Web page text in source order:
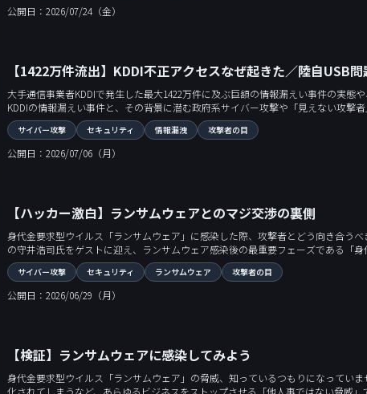
公開日：2026/07/24（金）
【1422万件流出】KDDI不正アクセスなぜ起きた／陸自USB
大手通信事業者KDDIで発生した最大1422万件に及ぶ巨額の情報漏えい事件の実態や、その背景を知っていますか？ 今回は、日本ハ
KDDIの情報漏えい事件と、その背景に潜む政府系サイバー攻撃や「見えない攻撃者」の影を徹底解説！ 漏えいしたデータがダークウェブに流出し
イ活動の可能性、Java製メールシステム「Openwave」の脆弱性を突いた不正ア
学び、私たちが今取るべき防衛策を考えます。
サイバー攻撃 セキュリティ 情報漏洩 攻撃者の目
公開日：2026/07/06（月）
【ハッカー激白】ランサムウェアとのマジ交渉の裏側
身代金要求型ウイルス「ランサムウェア」に感染した際、攻撃者とどう向き合うべきか、そのリアルな実態を知って
の守井浩司氏をゲストに迎え、ランサムウェア感染後の最重要フェーズである「身代金交渉」の裏側を徹底解説！ 脅迫文（ランサ
プで進む心理戦の全貌、そして交渉の裏で暗躍するAIの影など、知られざるラン
サイバー攻撃 セキュリティ ランサムウェア 攻撃者の目
公開日：2026/06/29（月）
【検証】ランサムウェアに感染してみよう
身代金要求型ウイルス「ランサムウェア」の脅威、知っているつもりになってい
化されてしまうなど、あらゆるビジネスをストップさせる「他人事ではない脅威」です。 今回は、攻撃者との交渉も手掛けるホワイトハッカーの守井浩司氏をゲストに迎え